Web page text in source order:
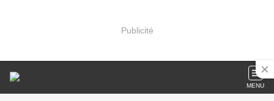
Publicité
MENU